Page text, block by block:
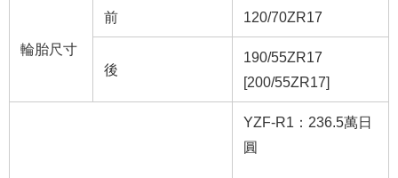
輪胎尺寸
前 120/70ZR17
後
190/55ZR17
[200/55ZR17]
YZF-R1：236.5萬日
圓